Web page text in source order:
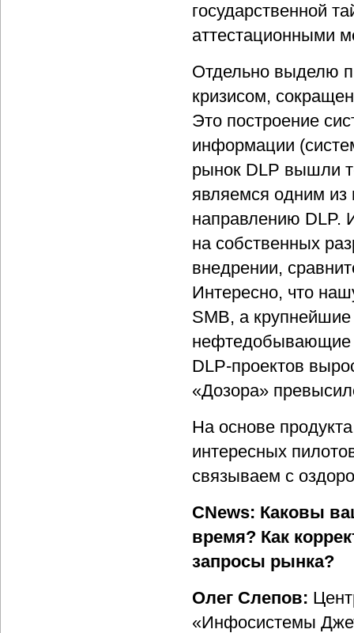
государственной
аттестационными
Отдельно выделю
кризисом,
Это построение
информации
рынок DLP вышли
являемся одним из
направлению DLP.
на собственных
внедрении,
Интересно, что
SMB, а
нефтедобывающие
DLP-проектов
«Дозора»
На основе
интересных
связываем с
CNews: Каковы
время? Как
запросы рынка?
Олег Слепов:
«Инфосистемы